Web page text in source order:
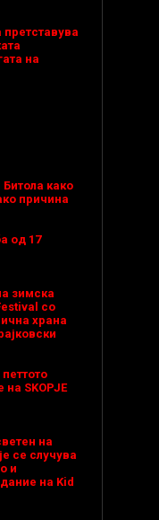
претставува
на
како
причина
од 17
зимска
со
храна
на SKOPJE
на
се случува
и
на Kid